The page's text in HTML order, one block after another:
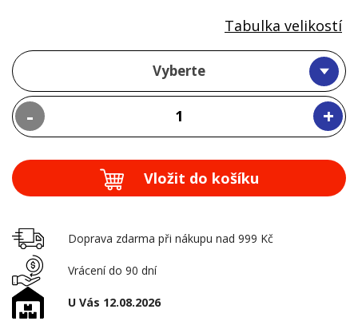
Vyberte
- +
Tabulka velikostí
Vložit do košíku
Doprava zdarma při nákupu nad 999 Kč
Vrácení do 90 dní
U Vás 12.08.2026